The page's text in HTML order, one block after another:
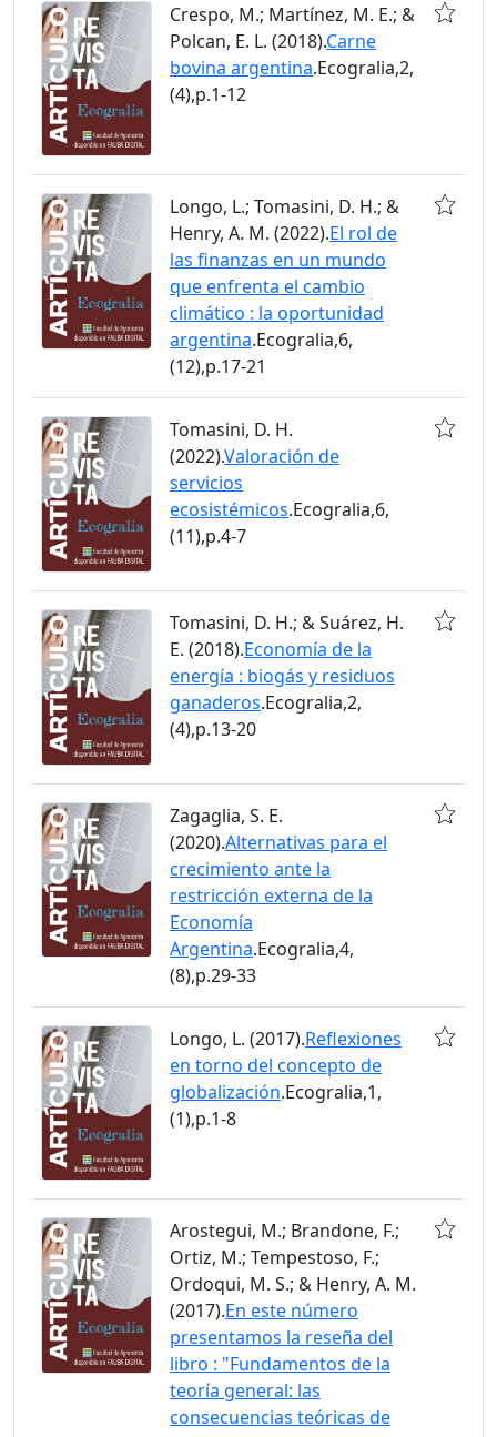
Crespo, M.; Martínez, M. E.; &
Polcan, E. L. (2018).Carne
bovina argentina.Ecogralia,2,
(4),p.1-12
Longo, L.; Tomasini, D. H.; &
Henry, A. M. (2022).El rol de
las finanzas en un mundo
que enfrenta el cambio
climático : la oportunidad
argentina.Ecogralia,6,
(12),p.17-21
Tomasini, D. H.
(2022).Valoración de
servicios
ecosistémicos.Ecogralia,6,
(11),p.4-7
Tomasini, D. H.; & Suárez, H.
E. (2018).Economía de la
energía : biogás y residuos
ganaderos.Ecogralia,2,
(4),p.13-20
Zagaglia, S. E.
(2020).Alternativas para el
crecimiento ante la
restricción externa de la
Economía
Argentina.Ecogralia,4,
(8),p.29-33
Longo, L. (2017).Reflexiones
en torno del concepto de
globalización.Ecogralia,1,
(1),p.1-8
Arostegui, M.; Brandone, F.;
Ortiz, M.; Tempestoso, F.;
Ordoqui, M. S.; & Henry, A. M.
(2017).En este número
presentamos la reseña del
libro : "Fundamentos de la
teoría general: las
consecuencias teóricas de